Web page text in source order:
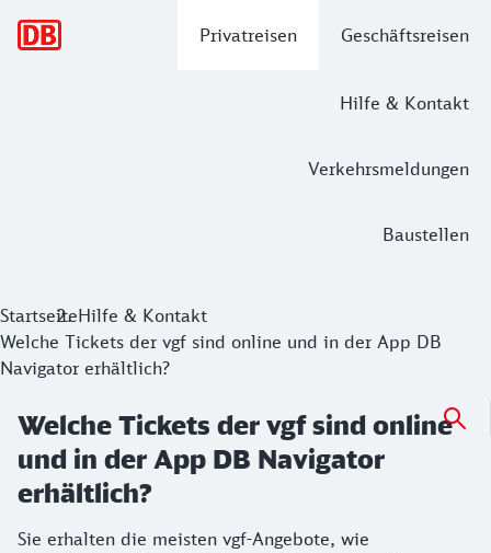
Privatreisen Geschäftsreisen
Hilfe & Kontakt
Verkehrsmeldungen
Baustellen
StartseiteHilfe & Kontakt
Welche Tickets der vgf sind online und in der App DB
Navigator erhältlich?
Welche Tickets der vgf sind online
und in der App DB Navigator
erhältlich?
Sie erhalten die meisten vgf-Angebote, wie